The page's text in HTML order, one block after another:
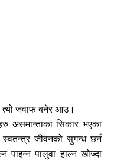
त्यो जवाफ बनेर आउ।
असमान्ताका सिकार भएका
जीवनको सुगन्ध छर्न
पाइन्न पालुवा हाल्न खोज्दा